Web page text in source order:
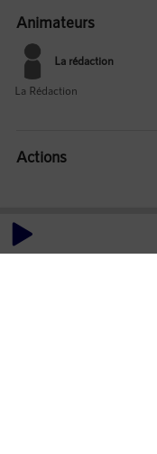
Animateurs
La rédaction
La Rédaction
Actions
Commentaires